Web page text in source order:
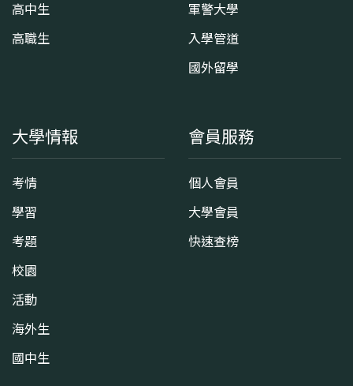
高中生
高職生
軍警大學
入學管道
國外留學
大學情報
考情
學習
考題
校園
活動
海外生
國中生
會員服務
個人會員
大學會員
快速查榜